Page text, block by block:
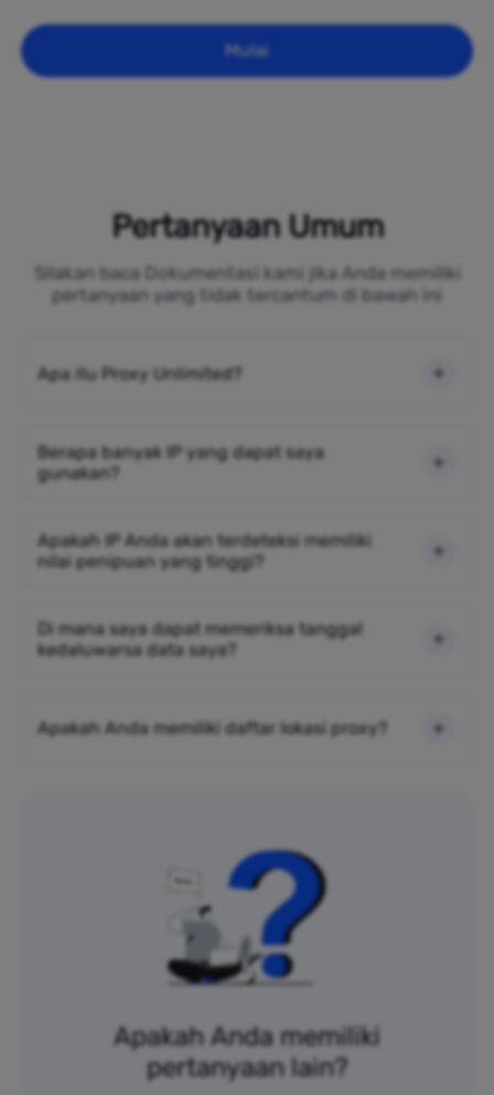
Mulai
Pertanyaan Umum
Silakan baca Dokumentasi kami jika Anda memiliki
pertanyaan yang tidak tercantum di bawah ini
Apa itu Proxy Unlimited?
Berapa banyak IP yang dapat saya
gunakan?
Apakah IP Anda akan terdeteksi memiliki
nilai penipuan yang tinggi?
Di mana saya dapat memeriksa tanggal
kedaluwarsa data saya?
Apakah Anda memiliki daftar lokasi proxy?
Apakah Anda memiliki
pertanyaan lain?